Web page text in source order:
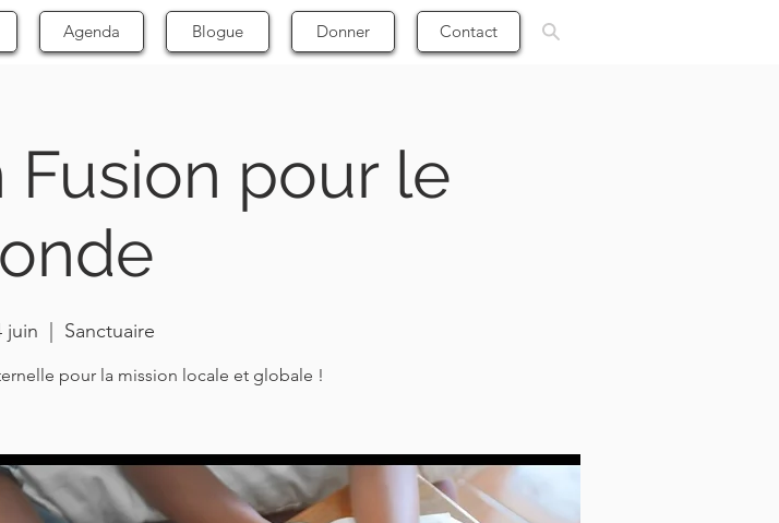
Agenda Blogue Donner Contact
Fusion pour le
juin Sanctuaire
pour la mission locale et globale !